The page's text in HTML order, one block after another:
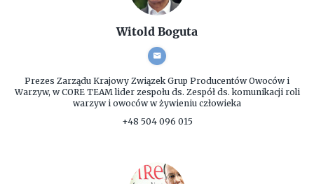
Witold Boguta
Prezes Zarządu Krajowy Związek Grup Producentów Owoców i
Warzyw, w CORE TEAM lider zespołu ds. Zespół ds. komunikacji roli
warzyw i owoców w żywieniu człowieka
+48 504 096 015